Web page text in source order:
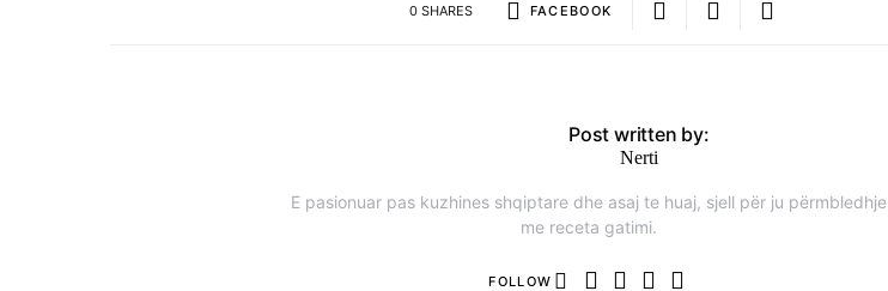
0 SHARES FACEBOOK
Post written by:
Nerti
E pasionuar pas kuzhines shqiptare dhe asaj te huaj, sjell për ju përmbledhje
me receta gatimi.
FOLLOW